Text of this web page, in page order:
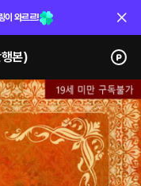
이 와르르!
본)